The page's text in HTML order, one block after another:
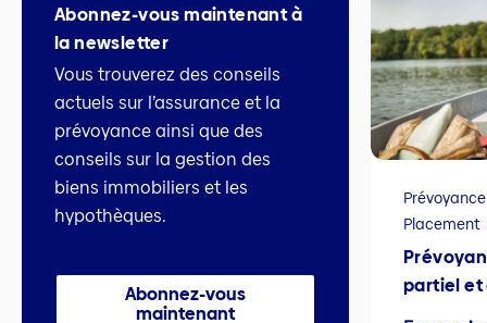
Abonnez-vous maintenant à
la newsletter
Vous trouverez des conseils
actuels sur l’assurance et la
prévoyance ainsi que des
conseils sur la gestion des
biens immobiliers et les
hypothèques.
Abonnez-vous
maintenant
Placement
partiel et